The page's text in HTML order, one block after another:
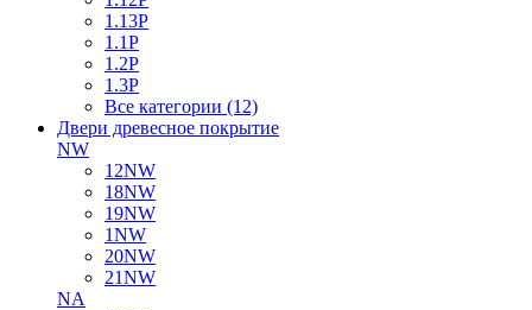
1.13P
1.1P
1.2P
1.3P
Все категории (12)
Двери древесное покрытие
NW
12NW
18NW
19NW
1NW
20NW
21NW
NA